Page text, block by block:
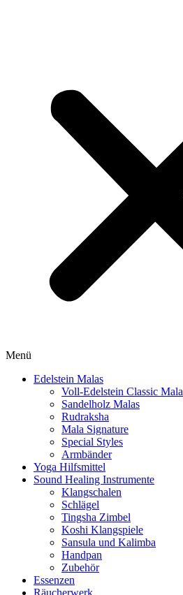
Menü
Edelstein Malas
Voll-Edelstein Classic Mala
Sandelholz Malas
Rudraksha
Mala Signature
Special Styles
Armbänder
Yoga Hilfsmittel
Sound Healing Instrumente
Klangschalen
Schlägel
Tingsha Zimbel
Koshi Klangspiele
Sansula und Kalimba
Handpan
Zubehör
Essenzen